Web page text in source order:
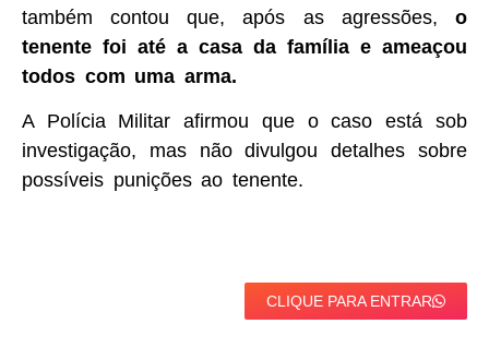
também contou que, após as agressões, o
tenente foi até a casa da família e ameaçou
todos com uma arma.
A Polícia Militar afirmou que o caso está sob
investigação, mas não divulgou detalhes sobre
possíveis punições ao tenente.
CLIQUE PARA ENTRAR